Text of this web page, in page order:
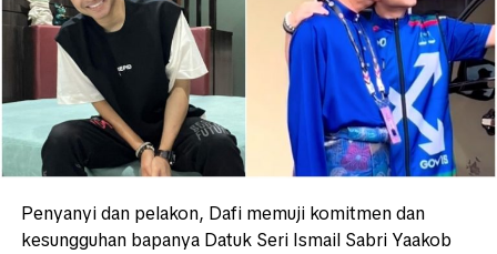
Penyanyi dan pelakon, Dafi memuji komitmen dan
kesungguhan bapanya Datuk Seri Ismail Sabri Yaakob